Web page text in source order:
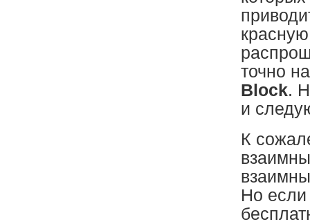
точно
Block.
и
К
Но если